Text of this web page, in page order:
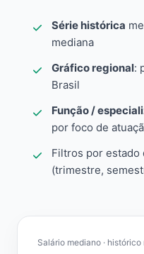
Série histórica
mediana
Gráfico regional:
Brasil
Função /
por foco de
Filtros por estado
(trimestre,
Salário mediano · histórico